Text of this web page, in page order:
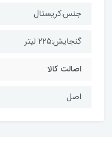
جنس:کریستال
گنجایش:۲۲۵ لیتر
اصالت کالا
اصل